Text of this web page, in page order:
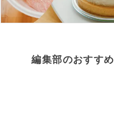
編集部のおすすめ